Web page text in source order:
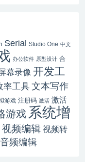
Serial Studio One 中文
办公软件 原型设计 合
幕录像 开发工
率工具 文本写作
游戏 注册码 激活 激活
游戏 系统增
视频编辑 视频转
音频编辑